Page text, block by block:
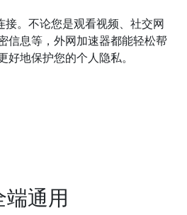
接。不论您是观看视频、社交网
信息等，外网加速器都能轻松帮
地保护您的个人隐私。
通用